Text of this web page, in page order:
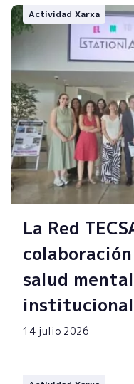
Actividad Xarxa
La Red
salud
institucional
14 julio 2026